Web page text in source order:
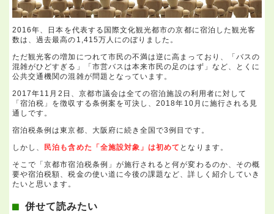
2016年、日本を代表する国際文化観光都市の京都に宿泊した観光客
数は、過去最高の1,415万人にのぼりました。
ただ観光客の増加につれて市民の不満は逆に高まっており、「バスの
混雑がひどすぎる」「市営バスは本来市民の足のはず」など、とくに
公共交通機関の混雑が問題となっています。
2017年11月2日、京都市議会は全ての宿泊施設の利用者に対して
「宿泊税」を徴収する条例案を可決し、2018年10月に施行される見
通しです。
宿泊税条例は東京都、大阪府に続き全国で3例目です。
しかし、
民泊も含めた「全施設対象」は初めて となります。
そこで「京都市宿泊税条例」が施行されると何が変わるのか、その概
要や宿泊税額、税金の使い道に今後の課題など、詳しく紹介していき
たいと思います。
併せて読みたい